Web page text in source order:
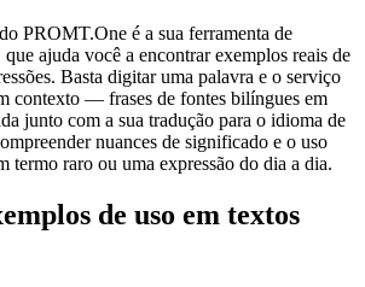
PROMT.One é a sua ferramenta de
ajuda você a encontrar exemplos reais de
Basta digitar uma palavra e o serviço
contexto — frases de fontes bilíngues em
junto com a sua tradução para o idioma de
nuances de significado e o uso
termo raro ou uma expressão do dia a dia.
de uso em textos